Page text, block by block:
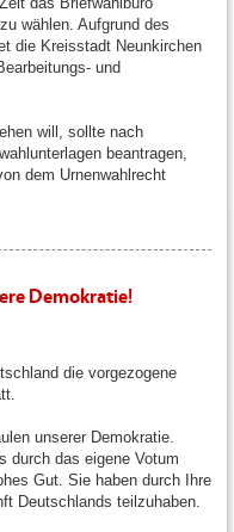
wählen. Aufgrund des
die Kreisstadt Neunkirchen
und
will, sollte nach
beantragen,
dem Urnenwahlrecht
Demokratie!
die vorgezogene
unserer Demokratie.
durch das eigene Votum
Gut. Sie haben durch Ihre
Deutschlands teilzuhaben.